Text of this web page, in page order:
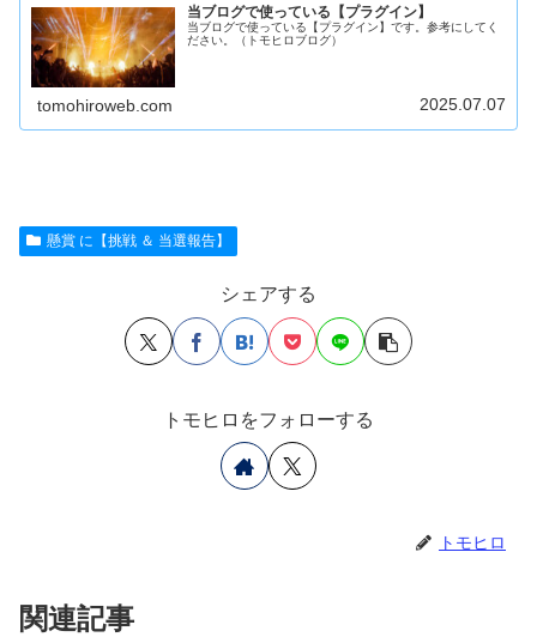
当ブログで使っている【プラグイン】
当ブログで使っている【プラグイン】です。参考にしてく
ださい。（トモヒロブログ）
tomohiroweb.com 2025.07.07
懸賞 に【挑戦 ＆ 当選報告】
シェアする
トモヒロをフォローする
トモヒロ
関連記事